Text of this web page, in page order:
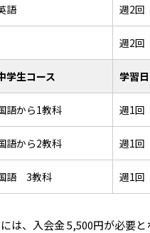
語 週2回
週2回
学生コース 学習日
語から1教科 週1回
語から2教科 週1回
語 3教科 週1回
は、入会金 5,500円が必要と